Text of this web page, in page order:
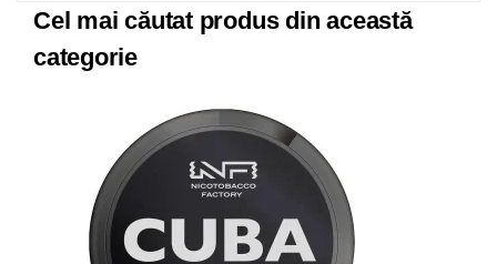
Cel mai căutat produs din această
categorie